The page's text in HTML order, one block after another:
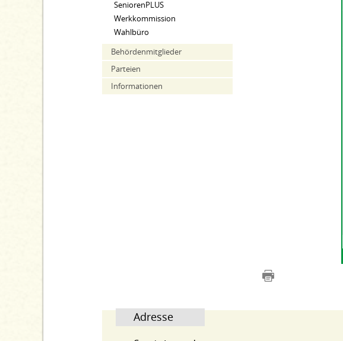
SeniorenPLUS
Werkkommission
Wahlbüro
Behördenmitglieder
Parteien
Informationen
Adresse